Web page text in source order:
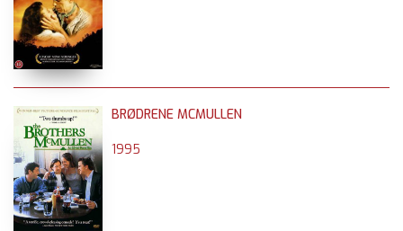
BRØDRENE MCMULLEN
1995